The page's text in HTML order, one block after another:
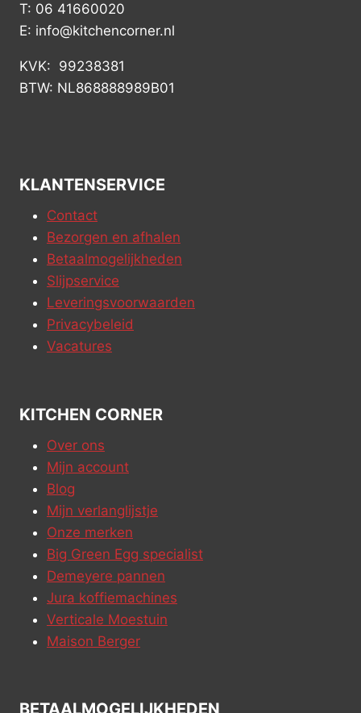
T: 06 41660020
E: info@kitchencorner.nl
KVK: 99238381
BTW: NL868888989B01
KLANTENSERVICE
Contact
Bezorgen en afhalen
Betaalmogelijkheden
Slijpservice
Leveringsvoorwaarden
Privacybeleid
Vacatures
KITCHEN CORNER
Over ons
Mijn account
Blog
Mijn verlanglijstje
Onze merken
Big Green Egg specialist
Demeyere pannen
Jura koffiemachines
Verticale Moestuin
Maison Berger
BETAALMOGELIJKHEDEN